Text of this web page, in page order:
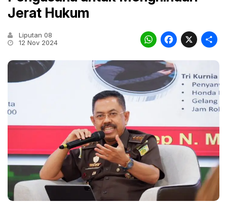
Jerat Hukum
Liputan 08
12 Nov 2024
X